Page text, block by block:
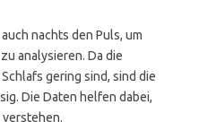
nachts den Puls, um
analysieren. Da die
gering sind, sind die
Die Daten helfen dabei,